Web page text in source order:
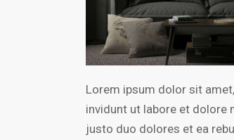
Lorem ipsum dolor sit
invidunt ut labore et dolore
justo duo dolores et ea